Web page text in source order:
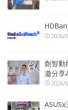
2026/
創智動
邀分享
2026/